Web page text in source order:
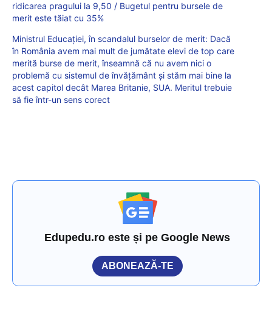
ridicarea pragului la 9,50 / Bugetul pentru bursele de
merit este tăiat cu 35%
Ministrul Educației, în scandalul burselor de merit: Dacă
în România avem mai mult de jumătate elevi de top care
merită burse de merit, înseamnă că nu avem nici o
problemă cu sistemul de învățământ și stăm mai bine la
acest capitol decât Marea Britanie, SUA. Meritul trebuie
să fie într-un sens corect
Edupedu.ro este și pe Google News
ABONEAZĂ-TE